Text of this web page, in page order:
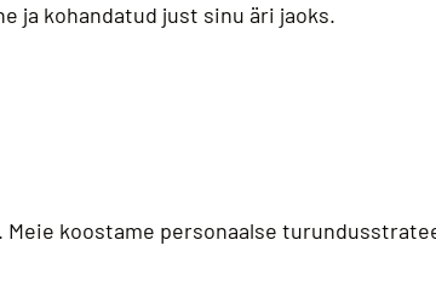
ja kohandatud just sinu äri jaoks.
Meie koostame personaalse